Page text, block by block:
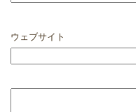
ウェブサイト